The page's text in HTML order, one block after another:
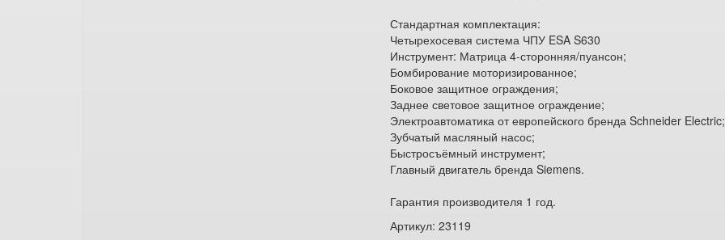
Стандартная комплектация:
Четырехосевая система ЧПУ ESA S630
Инструмент: Матрица 4-сторонняя/пуансон;
Бомбирование моторизированное;
Боковое защитное ограждения;
Заднее световое защитное ограждение;
Электроавтоматика от европейского бренда Schneider Electric;
Зубчатый масляный насос;
Быстросъёмный инструмент;
Главный двигатель бренда Siemens.
Гарантия производителя 1 год.
Артикул: 23119